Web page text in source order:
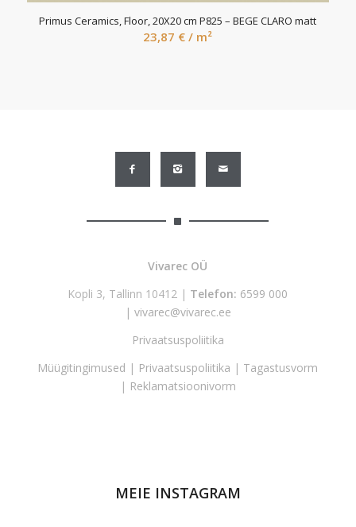
Primus Ceramics, Floor, 20X20 cm P825 – BEGE CLARO matt
23,87 € / m²
Vivarec OÜ
Kopli 3, Tallinn 10412 | Telefon: 6599 000
| vivarec@vivarec.ee
Privaatsuspoliitika
Müügitingimused | Privaatsuspoliitika | Tagastusvorm
| Reklamatsioonivorm
MEIE INSTAGRAM